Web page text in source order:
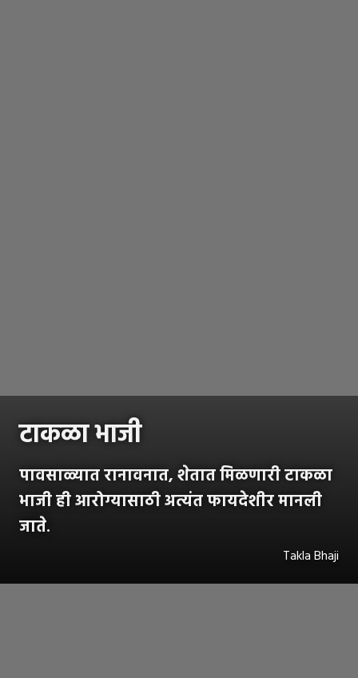
टाकळा भाजी
पावसाळ्यात रानावनात, शेतात मिळणारी टाकळा
भाजी ही आरोग्यासाठी अत्यंत फायदेशीर मानली
जाते.
Takla Bhaji